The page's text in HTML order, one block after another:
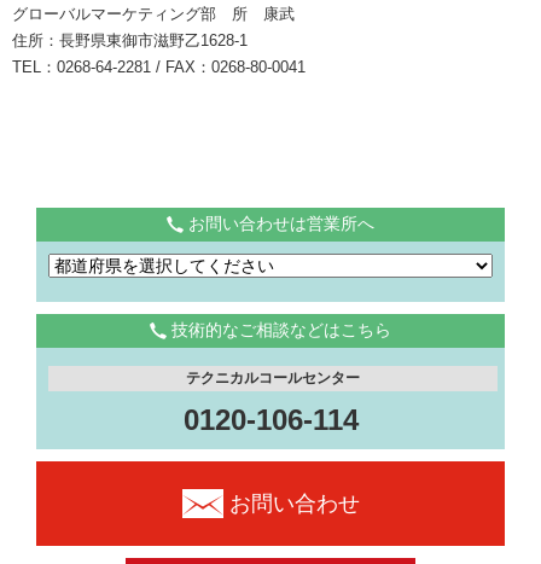
グローバルマーケティング部 所 康武
住所：長野県東御市滋野乙1628-1
TEL：0268-64-2281 / FAX：0268-80-0041
お問い合わせは営業所へ
技術的なご相談などはこちら
テクニカルコールセンター
0120-106-114
お問い合わせ